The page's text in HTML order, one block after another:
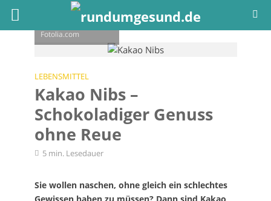
Fotolia.com
LEBENSMITTEL
Kakao Nibs –
Schokoladiger Genuss
ohne Reue
5 min. Lesedauer
Sie wollen naschen, ohne gleich ein schlechtes